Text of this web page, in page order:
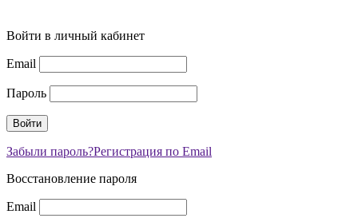
Войти в личный кабинет
Email
Пароль
Забыли пароль?Регистрация по Email
Восстановление пароля
Email